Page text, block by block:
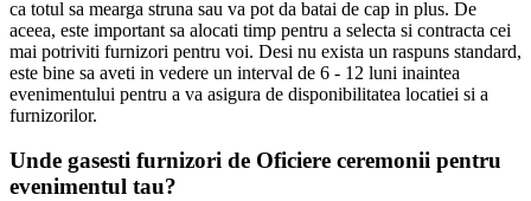
ca totul sa mearga struna sau va pot da batai de cap in plus. De
aceea, este important sa alocati timp pentru a selecta si contracta cei
mai potriviti furnizori pentru voi. Desi nu exista un raspuns standard,
este bine sa aveti in vedere un interval de 6 - 12 luni inaintea
evenimentului pentru a va asigura de disponibilitatea locatiei si a
furnizorilor.
Unde gasesti furnizori de Oficiere ceremonii pentru
evenimentul tau?